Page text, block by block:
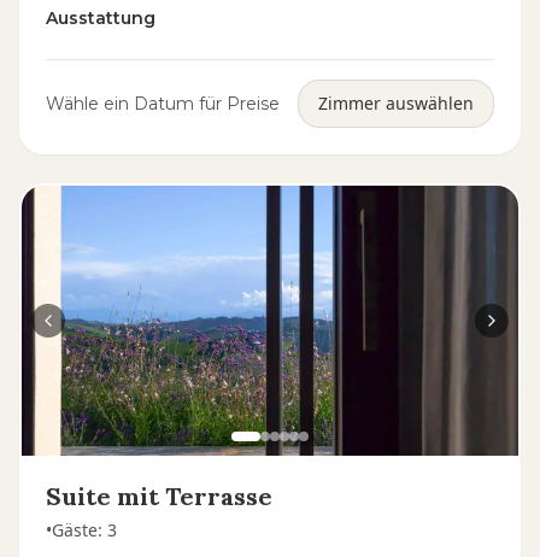
Ausstattung
Wähle ein Datum für Preise Zimmer auswählen
Suite mit Terrasse
•Gäste: 3